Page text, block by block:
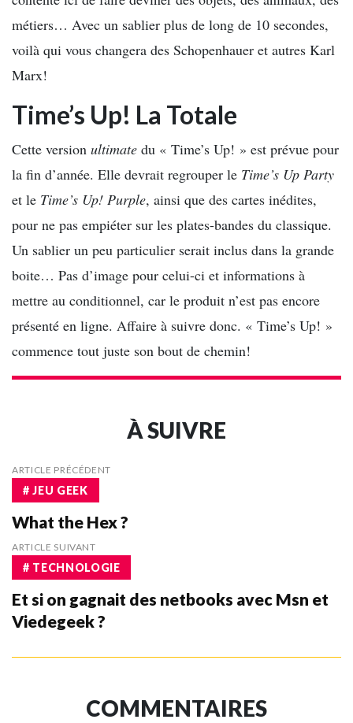
métiers… Avec un sablier plus de long de 10 secondes,
voilà qui vous changera des Schopenhauer et autres Karl
Marx!
Time’s Up! La Totale
Cette version ultimate du « Time’s Up! » est prévue pour
la fin d’année. Elle devrait regrouper le Time’s Up Party
et le Time’s Up! Purple, ainsi que des cartes inédites,
pour ne pas empiéter sur les plates-bandes du classique.
Un sablier un peu particulier serait inclus dans la grande
boite… Pas d’image pour celui-ci et informations à
mettre au conditionnel, car le produit n’est pas encore
présenté en ligne. Affaire à suivre donc. « Time’s Up! »
commence tout juste son bout de chemin!
À SUIVRE
ARTICLE PRÉCÉDENT
# JEU GEEK
What the Hex ?
ARTICLE SUIVANT
# TECHNOLOGIE
Et si on gagnait des netbooks avec Msn et
Viedegeek ?
COMMENTAIRES